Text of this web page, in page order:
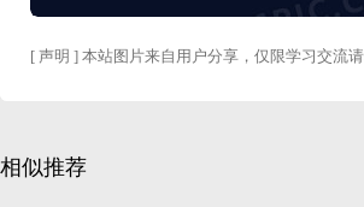
[ 声明 ] 本站图片来自用户分享，仅限学习交流请
相似推荐